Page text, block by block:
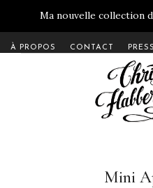
Ma nouvelle collection
À PROPOS CONTACT
Mini